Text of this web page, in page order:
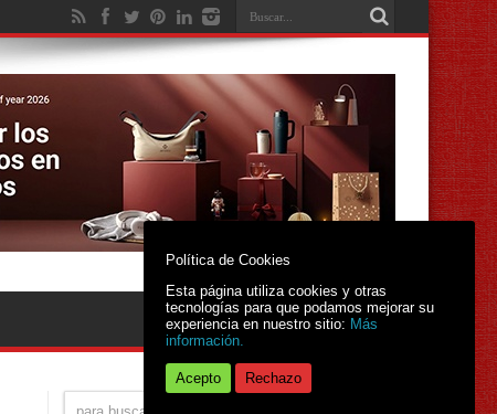
Política de Cookies
Esta página utiliza cookies y otras
tecnologías para que podamos mejorar su
experiencia en nuestro sitio: Más
información.
Acepto Rechazo